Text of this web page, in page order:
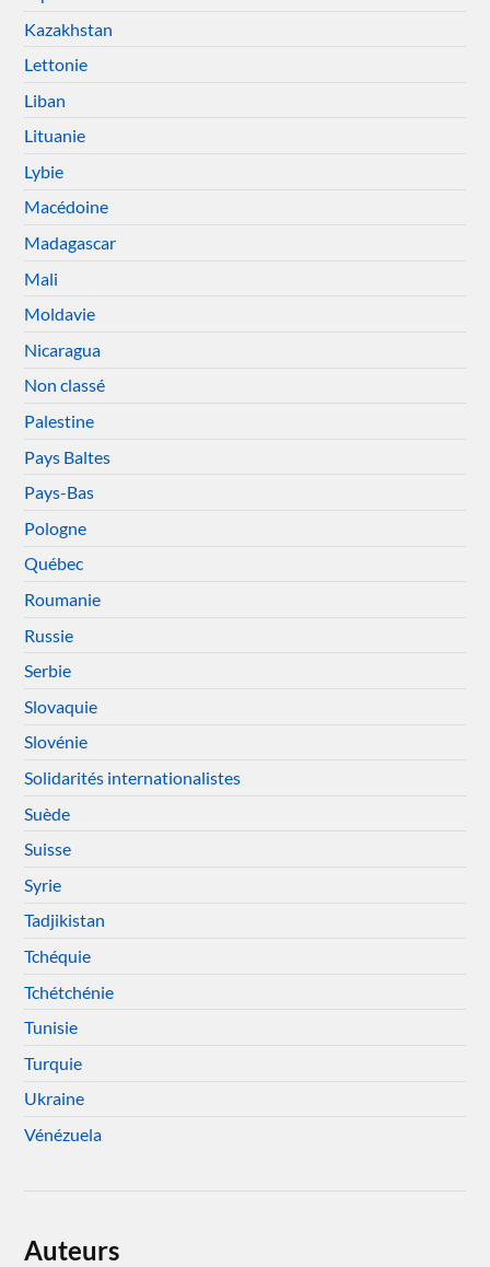
Kazakhstan
Lettonie
Liban
Lituanie
Lybie
Macédoine
Madagascar
Mali
Moldavie
Nicaragua
Non classé
Palestine
Pays Baltes
Pays-Bas
Pologne
Québec
Roumanie
Russie
Serbie
Slovaquie
Slovénie
Solidarités internationalistes
Suède
Suisse
Syrie
Tadjikistan
Tchéquie
Tchétchénie
Tunisie
Turquie
Ukraine
Vénézuela
Auteurs